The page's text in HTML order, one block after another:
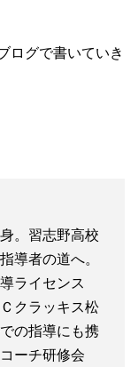
ログで書いていき
。習志野高校
導者の道へ。
ライセンス
クラッキス松
の指導にも携
ーチ研修会